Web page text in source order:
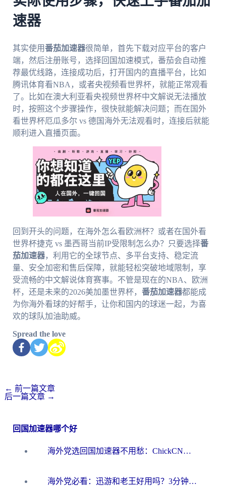
速器
其实使用番茄加速器很简单，首先下载对应平台的客户
端，然后注册账号，选择回国加速模式，番茄会自动推
荐最优线路，连接成功后，打开国内的直播平台，比如
腾讯体育看NBA，或者央视频看世界杯，就能正常观看
了。比如在澳大利亚看央视频世界杯中文解说无法播放
时，按照这个步骤操作，很快就能解决问题；而在国外
看世界杯厄瓜多尔 vs 德国海外无法观看时，连接后就能
顺利进入直播页面。
回到开头的问题，在海外怎么看欧洲杯？或者在国外看
世界杯捷克 vs 墨西哥当前IP受限制怎么办？只要选择番
茄加速器，利用它的全球节点、多平台支持、稳定流
量、安全加密和售后保障，就能轻松突破地域限制，享
受流畅的中文解说体育赛事。不管是现在的NBA、欧洲
杯，还是未来的2026美加墨世界杯， 番茄加速器都能成
为你海外看球的好帮手，让你和国内的球迷一起，为喜
欢的球队加油助威。
Spread the love
← 前一篇文章
后一篇文章 →
回国加速器哪个好
海外党选回国加速器不用愁：ChickCN和洞见哪个好？一篇搞定所有疑问
海外党必看：迅游和老王好用吗？3分钟选对加速国内网络的加速器